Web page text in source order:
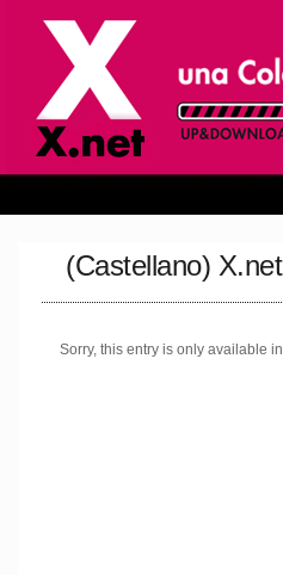
(Castellano) X.net
Sorry, this entry is only available in